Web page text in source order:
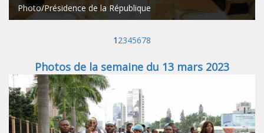
Photo/Présidence de la République
12345678
Photos de la semaine du 13 mars 2023